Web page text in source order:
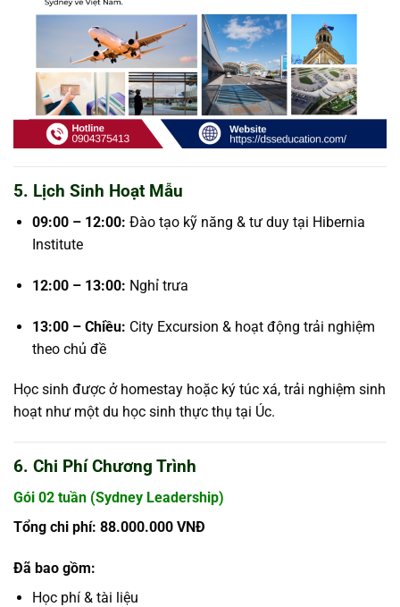
5. Lịch Sinh Hoạt Mẫu
09:00 – 12:00: Đào tạo kỹ năng & tư duy tại Hibernia
Institute
12:00 – 13:00: Nghỉ trưa
13:00 – Chiều: City Excursion & hoạt động trải nghiệm
theo chủ đề
Học sinh được ở homestay hoặc ký túc xá, trải nghiệm sinh
hoạt như một du học sinh thực thụ tại Úc.
6. Chi Phí Chương Trình
Gói 02 tuần (Sydney Leadership)
Tổng chi phí: 88.000.000 VNĐ
Đã bao gồm:
Học phí & tài liệu